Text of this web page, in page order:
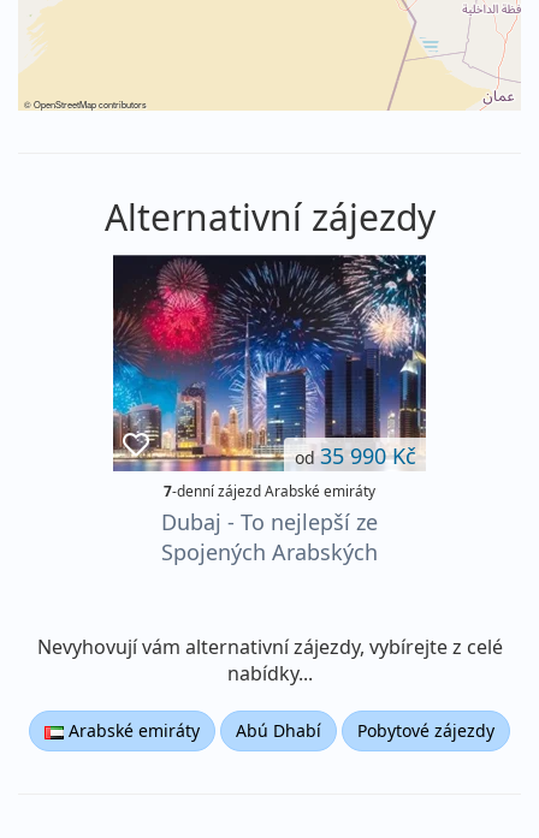
©OpenStreetMapcontributors
Alternativní zájezdy
od 35 990 Kč
7-denní zájezd Arabské emiráty
Dubaj - To nejlepší ze
Spojených Arabských
Nevyhovují vám alternativní zájezdy, vybírejte z celé
nabídky...
Arabské emiráty Abú Dhabí Pobytové zájezdy